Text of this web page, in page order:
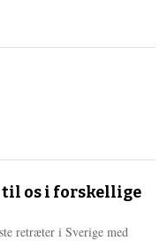
til os i forskellige
retræter i Sverige med